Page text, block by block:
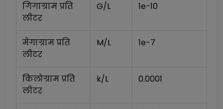
गिगाग्राम प्रति
लीटर
G/L 1e-10
मेगाग्राम प्रति
लीटर
M/L 1e-7
किलोग्राम प्रति
लीटर
k/L 0.0001